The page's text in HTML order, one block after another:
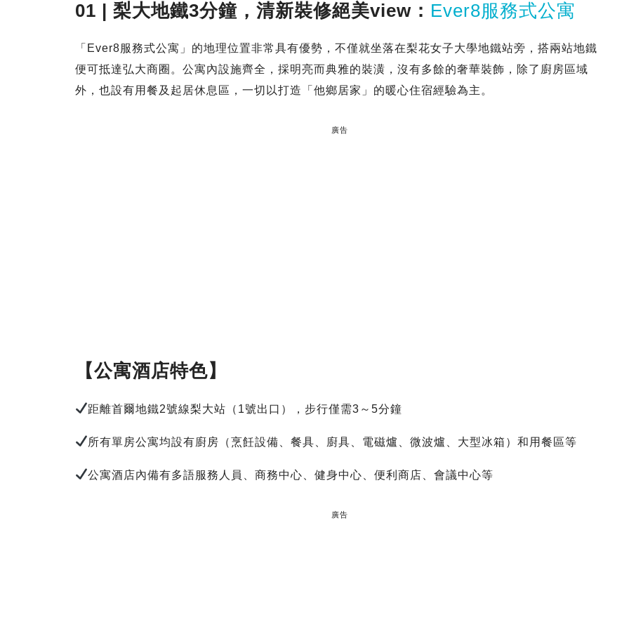
01 | 梨大地鐵3分鐘，清新裝修絕美view： Ever8服務式公寓
「Ever8服務式公寓」的地理位置非常具有優勢，不僅就坐落在梨花女子大學地鐵站旁，搭兩站地鐵
便可抵達弘大商圈。公寓內設施齊全，採明亮而典雅的裝潢，沒有多餘的奢華裝飾，除了廚房區域
外，也設有用餐及起居休息區，一切以打造「他鄉居家」的暖心住宿經驗為主。
廣告
【公寓酒店特色】
距離首爾地鐵2號線梨大站（1號出口），步行僅需3～5分鐘
所有單房公寓均設有廚房（烹飪設備、餐具、廚具、電磁爐、微波爐、大型冰箱）和用餐區等
公寓酒店內備有多語服務人員、商務中心、健身中心、便利商店、會議中心等
廣告